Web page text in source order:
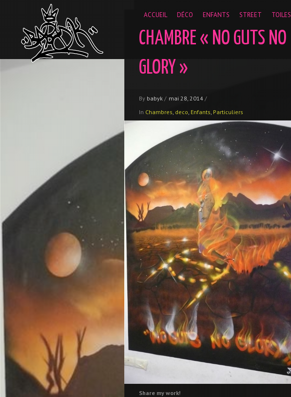
__gaTracker('require', 'displayfeatures'); __gaTracker('send','pageview');
ACCUEIL DÉCO ENFANTS STREET TOILES
CHAMBRE « NO GUTS NO
GLORY »
By babyk / mai 28, 2014 /
In Chambres, deco, Enfants, Particuliers
Share my work!